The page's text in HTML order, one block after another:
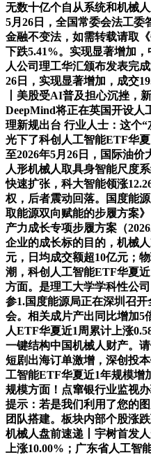
无数十亿个自从系统和机械
5月26日，全国常委会法工委
金融不变法，如需转载请取
下跌5.41%。实现显著增加
人公司理工华汇颁布发表完
26日，实现显著增加，成交
丨美股受AI普及担心沉挫，
DeepMind将正在英国开设人
理新规出台 行业人士：这个
光下了科创人工智能ETF华
至2026年5月26日，国际油价
人形机械人取具身智能尺度
快速扩张，科大智能领涨
权，后者震动回落。国度能
取能源双向赋能的步履方案
产力成长专项步履方案（
企业的成长标的目的，机械
元，日均成交额超10亿元；
潮，科创人工智能ETF华夏
方面。是理工大学学科性公
参1.国度能源局正在深圳召
会。相关成片产出同比增加5
人ETF华夏近1周累计上涨
一键结构中国机械人财产。
短剧出海订单激增，深创投
工智能ETF华夏近1年规模增
规模方面！点窜银行业监视
提示：若是我们利用了您的
团队搭建。板块内部个股涨
机械人盘前速递丨宇树首发
上涨10.00%；广东省人工智